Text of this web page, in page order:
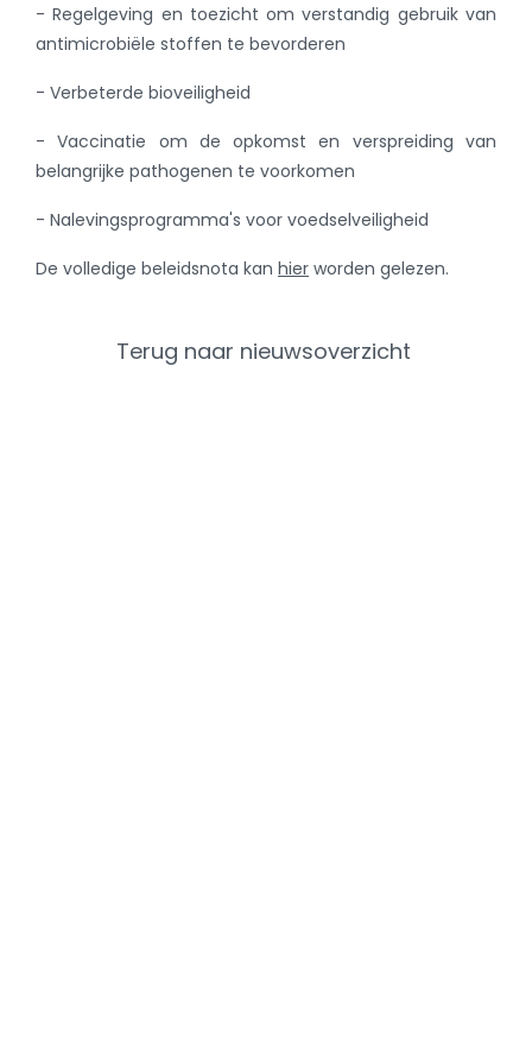
- Regelgeving en toezicht om verstandig gebruik van
antimicrobiële stoffen te bevorderen
- Verbeterde bioveiligheid
- Vaccinatie om de opkomst en verspreiding van
belangrijke pathogenen te voorkomen
- Nalevingsprogramma's voor voedselveiligheid
De volledige beleidsnota kan hier worden gelezen.
Terug naar nieuwsoverzicht